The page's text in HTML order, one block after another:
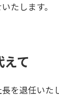
たします。
て
を退任いた